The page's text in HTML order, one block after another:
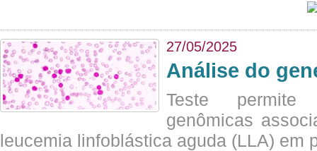
27/05/2025
Análise do
Teste permite
genômicas
leucemia linfoblástica aguda (LLA) em